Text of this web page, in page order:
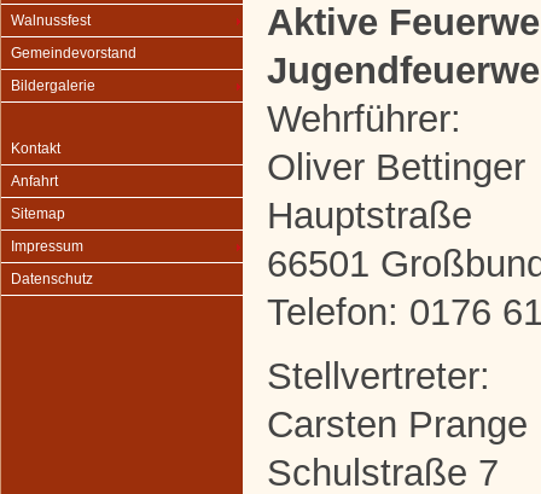
Walnussfest
Gemeindevorstand
Bildergalerie
Kontakt
Anfahrt
Sitemap
Impressum
Datenschutz
Aktive
Wehrführer:
Oliver Bettinger
Hauptstraße
66501
Telefon: 0176
Stellvertreter:
Carsten Prange
Schulstraße 7